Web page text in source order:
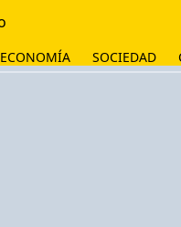
ECONOMÍA SOCIEDAD